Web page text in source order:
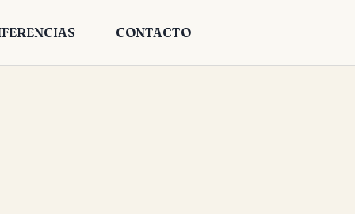
CONTACTO